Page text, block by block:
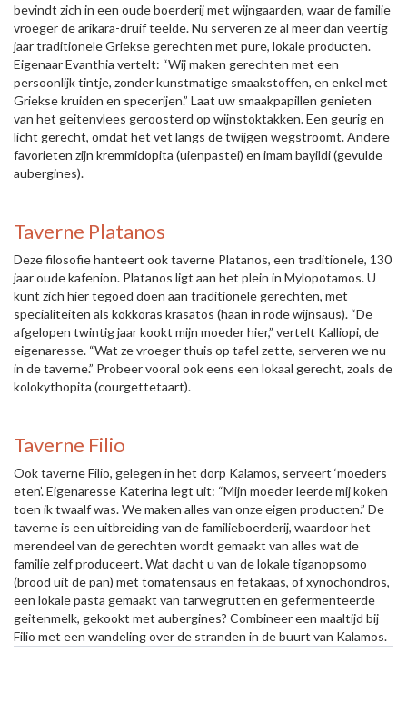
bevindt zich in een oude boerderij met wijngaarden, waar de familie
vroeger de arikara-druif teelde. Nu serveren ze al meer dan veertig
jaar traditionele Griekse gerechten met pure, lokale producten.
Eigenaar Evanthia vertelt: “Wij maken gerechten met een
persoonlijk tintje, zonder kunstmatige smaakstoffen, en enkel met
Griekse kruiden en specerijen.” Laat uw smaakpapillen genieten
van het geitenvlees geroosterd op wijnstoktakken. Een geurig en
licht gerecht, omdat het vet langs de twijgen wegstroomt. Andere
favorieten zijn kremmidopita (uienpastei) en imam bayildi (gevulde
aubergines).
Taverne Platanos
Deze filosofie hanteert ook taverne Platanos, een traditionele, 130
jaar oude kafenion. Platanos ligt aan het plein in Mylopotamos. U
kunt zich hier tegoed doen aan traditionele gerechten, met
specialiteiten als kokkoras krasatos (haan in rode wijnsaus). “De
afgelopen twintig jaar kookt mijn moeder hier,” vertelt Kalliopi, de
eigenaresse. “Wat ze vroeger thuis op tafel zette, serveren we nu
in de taverne.” Probeer vooral ook eens een lokaal gerecht, zoals de
kolokythopita (courgettetaart).
Taverne Filio
Ook taverne Filio, gelegen in het dorp Kalamos, serveert ‘moeders
eten’. Eigenaresse Katerina legt uit: “Mijn moeder leerde mij koken
toen ik twaalf was. We maken alles van onze eigen producten.” De
taverne is een uitbreiding van de familieboerderij, waardoor het
merendeel van de gerechten wordt gemaakt van alles wat de
familie zelf produceert. Wat dacht u van de lokale tiganopsomo
(brood uit de pan) met tomatensaus en fetakaas, of xynochondros,
een lokale pasta gemaakt van tarwegrutten en gefermenteerde
geitenmelk, gekookt met aubergines? Combineer een maaltijd bij
Filio met een wandeling over de stranden in de buurt van Kalamos.